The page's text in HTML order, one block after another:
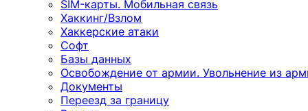
SIM-карты. Мобильная связь
Хаккинг/Взлом
Хаккерские атаки
Софт
Базы данных
Освобождение от армии. Увольнение из
Документы
Переезд за границу